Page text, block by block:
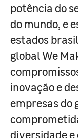
potência do
do mundo, e
estados
global We
inovação e
empresas do
diversidade